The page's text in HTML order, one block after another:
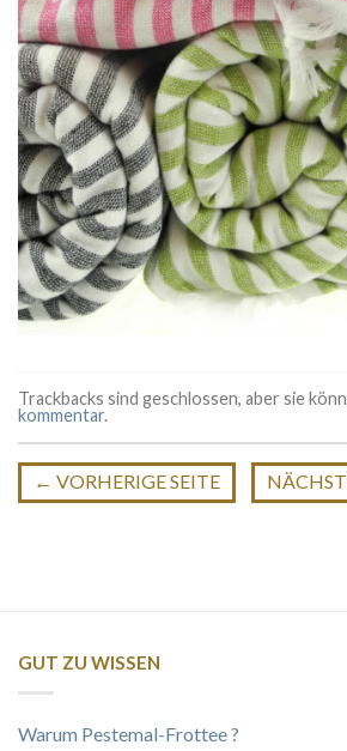
Trackbacks sind geschlossen, aber sie
kommentar.
← VORHERIGE SEITE
GUT ZU WISSEN
Warum Pestemal-Frottee ?